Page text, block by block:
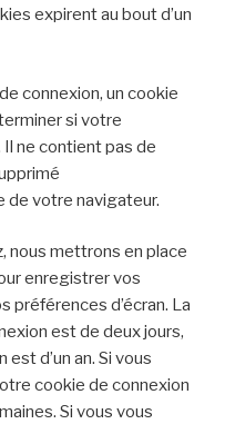
expirent au bout d’un
connexion, un cookie
si votre
ne contient pas de
de votre navigateur.
nous mettrons en place
enregistrer vos
préférences d’écran. La
est de deux jours,
est d’un an. Si vous
cookie de connexion
Si vous vous